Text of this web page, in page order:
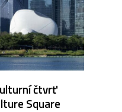
čtvrť
Square